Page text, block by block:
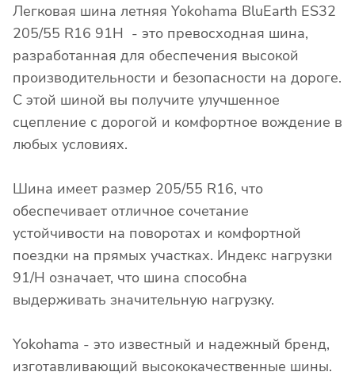
Легковая шина летняя Yokohama BluEarth ES32
205/55 R16 91H - это превосходная шина,
разработанная для обеспечения высокой
производительности и безопасности на дороге.
С этой шиной вы получите улучшенное
сцепление с дорогой и комфортное вождение в
любых условиях.
Шина имеет размер 205/55 R16, что
обеспечивает отличное сочетание
устойчивости на поворотах и комфортной
поездки на прямых участках. Индекс нагрузки
91/H означает, что шина способна
выдерживать значительную нагрузку.
Yokohama - это известный и надежный бренд,
изготавливающий высококачественные шины.